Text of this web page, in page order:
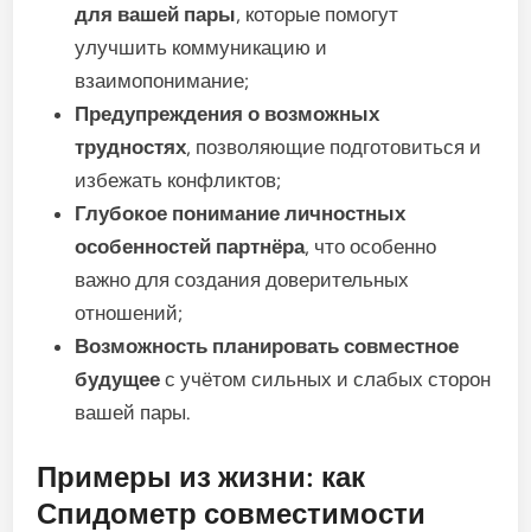
для вашей пары, которые помогут
улучшить коммуникацию и
взаимопонимание;
Предупреждения о возможных
трудностях, позволяющие подготовиться и
избежать конфликтов;
Глубокое понимание личностных
особенностей партнёра, что особенно
важно для создания доверительных
отношений;
Возможность планировать совместное
будущее с учётом сильных и слабых сторон
вашей пары.
Примеры из жизни: как
Спидометр совместимости